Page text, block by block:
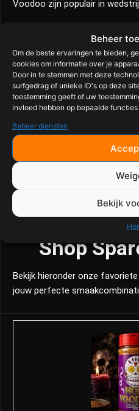
Beheer
Om de beste ervaringen te bieden,
cookies om informatie over je
Door in te stemmen met deze
surfgedrag of unieke ID's op deze
toestemming geeft of uw
invloed hebben op bepaalde
Beheer diensten
Bekijk
Voodoo zijn populair in
Dat mag, maar is niet
mosterd goed zitten.
Hoe lang moet een
Minimaal 30 minuten, maar
vaak nog meer smaak.
Welke rub geeft de
Holy Voodoo, Exodust en
hun mooie barkvorming.
Shop
Bekijk hieronder onze
jouw perfecte